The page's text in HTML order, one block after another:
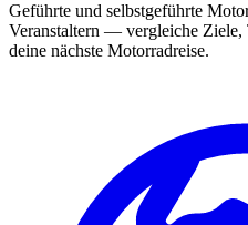
Geführte und selbstgeführte
Veranstaltern — vergleiche Ziele,
deine nächste Motorradreise.